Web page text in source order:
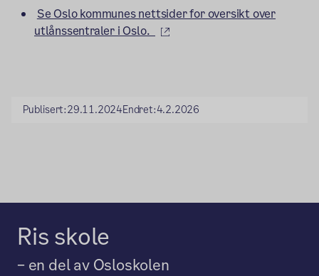
Se Oslo kommunes nettsider for oversikt over
utlånssentraler i Oslo.
(ekstern lenke)
Publisert:29.11.2024Endret:4.2.2026
Ris skole
– en del av Osloskolen